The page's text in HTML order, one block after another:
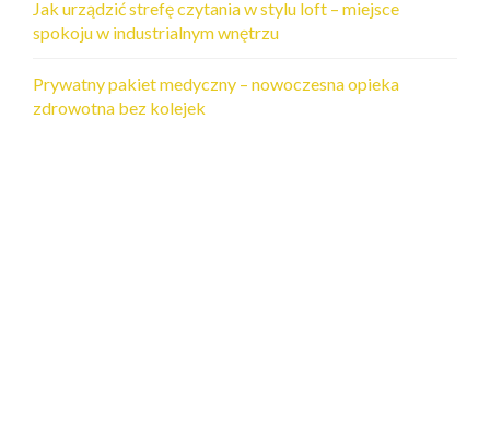
Jak urządzić strefę czytania w stylu loft – miejsce
spokoju w industrialnym wnętrzu
Prywatny pakiet medyczny – nowoczesna opieka
zdrowotna bez kolejek